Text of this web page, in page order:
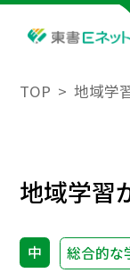
TOP 地域学
地域学習
中 総合的な